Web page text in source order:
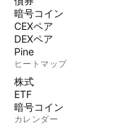
暗号コイン
CEXペア
DEXペア
Pine
ヒートマップ
株式
ETF
暗号コイン
カレンダー